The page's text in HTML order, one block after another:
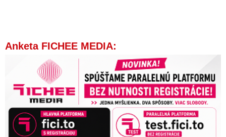
Anketa FICHEE MEDIA: